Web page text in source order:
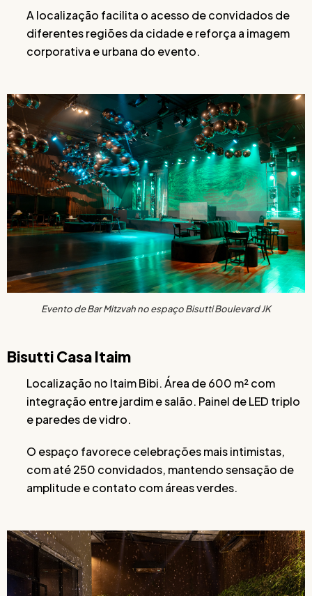
A localização facilita o acesso de convidados de
diferentes regiões da cidade e reforça a imagem
corporativa e urbana do evento.
Evento de Bar Mitzvah no espaço Bisutti Boulevard JK
Bisutti Casa Itaim
Localização no Itaim Bibi. Área de 600 m² com
integração entre jardim e salão. Painel de LED triplo
e paredes de vidro.
O espaço favorece celebrações mais intimistas,
com até 250 convidados, mantendo sensação de
amplitude e contato com áreas verdes.